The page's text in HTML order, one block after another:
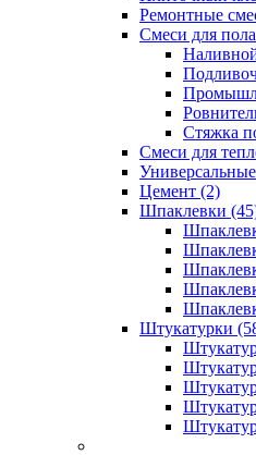
Ремонтные
Смеси для
Стяжка
Смеси для
Цемент (2)
Шпаклевки
Штукатурки